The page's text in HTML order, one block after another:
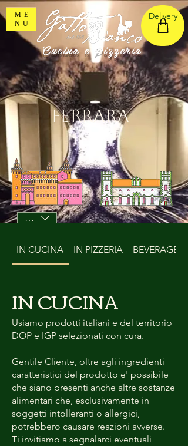
ME
NU
Cucina e Pizzeria
Delivery
Ferrara
EUR (€)
IN CUCINA IN PIZZERIA BEVERAGE
IN CUCINA
Usiamo prodotti italiani e del territorio
DOP e IGP selezionati con cura.
Gentile Cliente, oltre agli ingredienti
caratteristici del prodotto e' possibile
che siano presenti anche altre sostanze
alimentari che, esclusivamente in
soggetti intolleranti o allergici,
potrebbero causare reazioni avverse.
Ti invitiamo a segnalarci eventuali